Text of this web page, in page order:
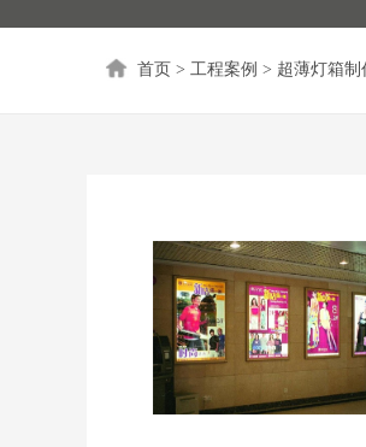
首页 > 工程案例 > 超薄灯箱